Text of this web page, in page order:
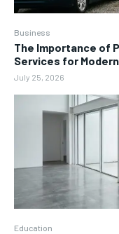
Business
The Importance of
Services for
July 25, 2026
Education